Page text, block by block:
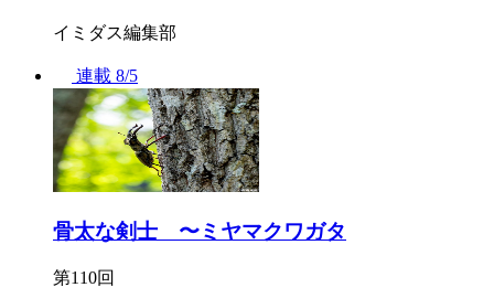
イミダス編集部
連載 8/5
骨太な剣士 〜ミヤマクワガタ
第110回